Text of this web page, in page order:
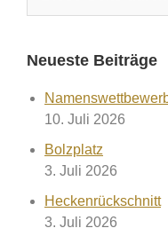
Neueste Beiträge
10. Juli 2026
Bolzplatz
3. Juli 2026
Heckenrückschnitt
3. Juli 2026